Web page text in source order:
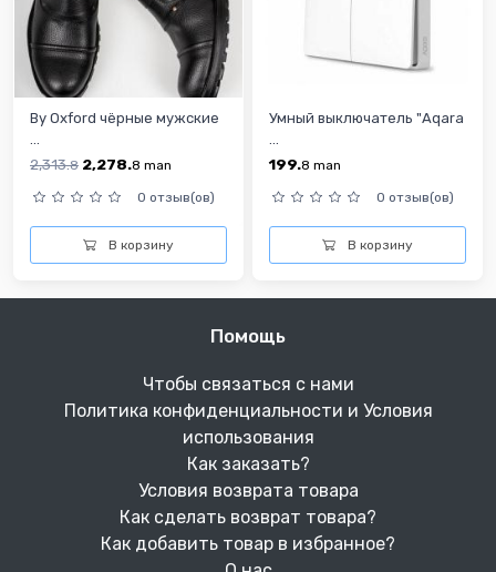
By Oxford чёрные мужские
...
2,313.8 2,278.8 man
0 отзыв(ов)
В корзину
Умный выключатель "Aqara
...
199.8 man
0 отзыв(ов)
В корзину
Помощь
Чтобы связаться с нами
Политика конфиденциальности и Условия
использования
Как заказать?
Условия возврата товара
Как сделать возврат товара?
Как добавить товар в избранное?